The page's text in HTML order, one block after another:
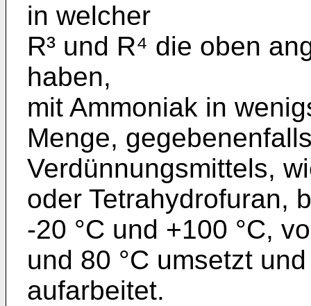
in welcher
R³ und R⁴ die oben
haben,
mit Ammoniak in
Menge,
Verdünnungsmittels,
oder Tetrahydrofuran,
-20 °C und +100 °C,
und 80 °C umsetzt
aufarbeitet.